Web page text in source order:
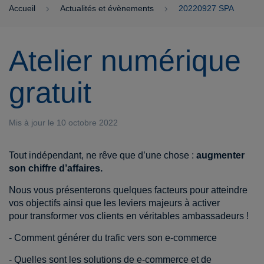
Accueil Actualités et évènements 20220927 SPA
Atelier numérique
gratuit
Mis à jour le 10 octobre 2022
Tout indépendant, ne rêve que d’une chose : augmenter
son chiffre d’affaires.
Nous vous présenterons quelques facteurs pour atteindre
vos objectifs ainsi que les leviers majeurs à activer
pour transformer vos clients en véritables ambassadeurs !
- Comment générer du trafic vers son e-commerce
- Quelles sont les solutions de e-commerce et de